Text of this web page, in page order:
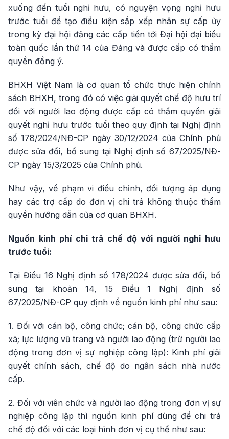
xuống đến tuổi nghỉ hưu, có nguyện vọng nghỉ hưu
trước tuổi để tạo điều kiện sắp xếp nhân sự cấp ủy
trong kỳ đại hội đảng các cấp tiến tới Đại hội đại biểu
toàn quốc lần thứ 14 của Đảng và được cấp có thẩm
quyền đồng ý.
BHXH Việt Nam là cơ quan tổ chức thực hiện chính
sách BHXH, trong đó có việc giải quyết chế độ hưu trí
đối với người lao động được cấp có thẩm quyền giải
quyết nghỉ hưu trước tuổi theo quy định tại Nghị định
số 178/2024/NĐ-CP ngày 30/12/2024 của Chính phủ
được sửa đổi, bổ sung tại Nghị định số 67/2025/NĐ-
CP ngày 15/3/2025 của Chính phủ.
Như vậy, về phạm vi điều chỉnh, đối tượng áp dụng
hay các trợ cấp do đơn vị chi trả không thuộc thẩm
quyền hướng dẫn của cơ quan BHXH.
Nguồn kinh phí chi trả chế độ với người nghỉ hưu
trước tuổi:
Tại Điều 16 Nghị định số 178/2024 được sửa đổi, bổ
sung tại khoản 14, 15 Điều 1 Nghị định số
67/2025/NĐ-CP quy định về nguồn kinh phí như sau:
1. Đối với cán bộ, công chức; cán bộ, công chức cấp
xã; lực lượng vũ trang và người lao động (trừ người lao
động trong đơn vị sự nghiệp công lập): Kinh phí giải
quyết chính sách, chế độ do ngân sách nhà nước
cấp.
2. Đối với viên chức và người lao động trong đơn vị sự
nghiệp công lập thì nguồn kinh phí dùng để chi trả
chế độ đối với các loại hình đơn vị cụ thể như sau: